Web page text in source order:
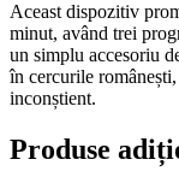
Aceast dispozitiv
minut, având trei
un simplu accesoriu
în cercurile
inconștient.
Produse